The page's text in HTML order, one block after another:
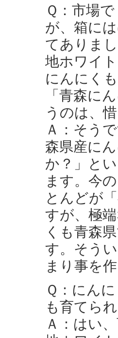
Ｑ：市場
が、箱に
てありま
地ホワイ
にんにく
「青森に
うのは、
Ａ：そう
森県産に
か？」と
ます。今
とんどが
すが、極
くも青森
す。そう
まり事を
Ｑ：にん
も育てら
Ａ：はい